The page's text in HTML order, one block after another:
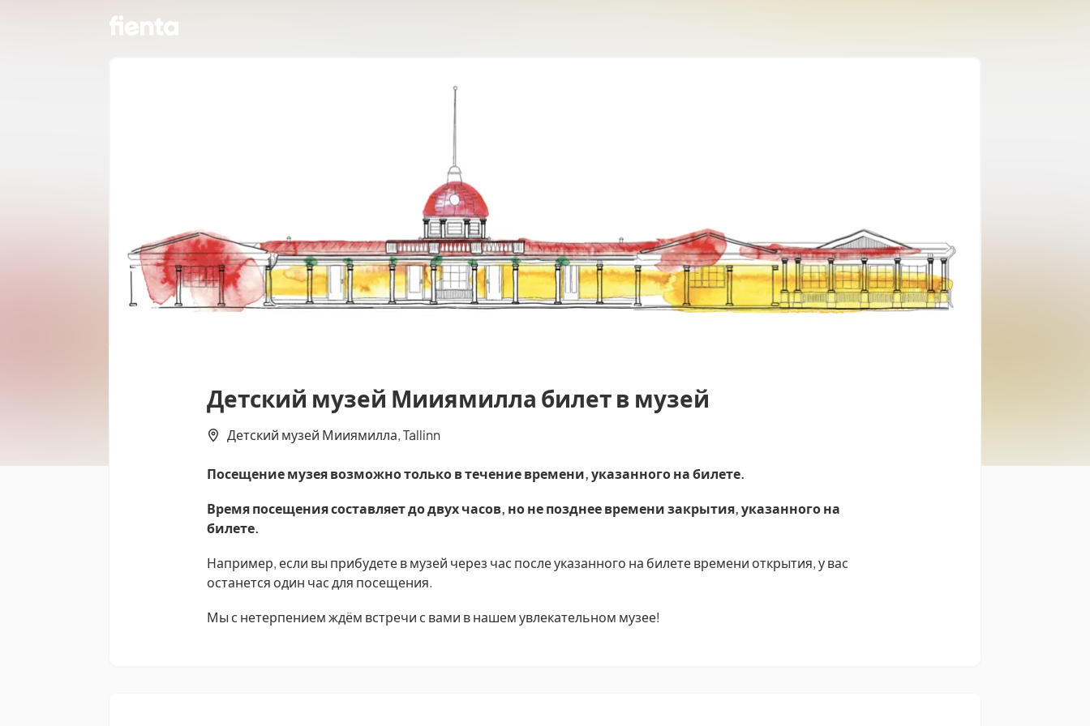
Детский музей Мииямилла билет в музей
Детский музей Мииямилла, Tallinn
Посещение музея возможно только в течение времени, указанного на билете.
Время посещения составляет до двух часов, но не позднее времени закрытия, указанного на
билете.
Например, если вы прибудете в музей через час после указанного на билете времени открытия, у вас
останется один час для посещения.
Мы с нетерпением ждём встречи с вами в нашем увлекательном музее!